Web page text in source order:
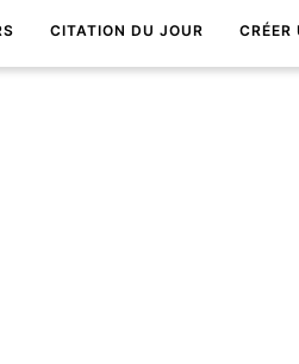
CITATION DU JOUR CRÉER